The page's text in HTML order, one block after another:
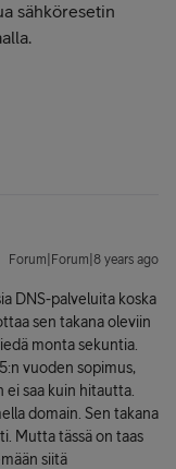
sähköresetin
Forum|Forum|8 years ago
DNS-palveluita koska
sen takana oleviin
monta sekuntia.
vuoden sopimus,
ei saa kuin hitautta.
domain. Sen takana
Mutta tässä on taas
siitä